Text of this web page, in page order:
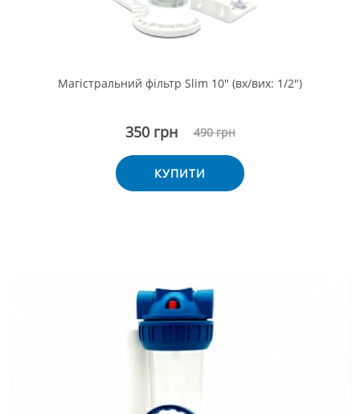
Магістральний фільтр Slim 10" (вх/вих: 1/2")
350 грн 490 грн
КУПИТИ